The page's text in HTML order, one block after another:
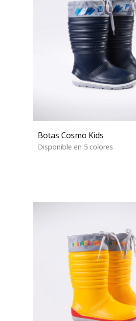
Botas Cosmo Kids
Disponible en 5 colores